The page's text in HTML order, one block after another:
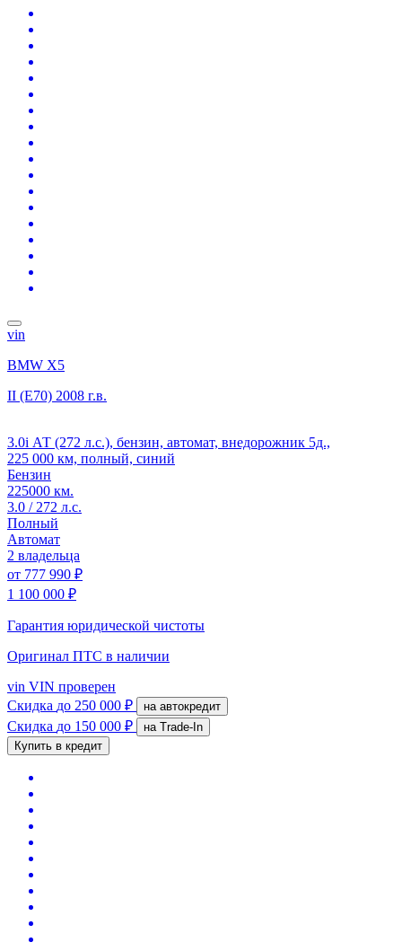
vin
BMW X5
II (E70) 2008 г.в.
3.0i АТ (272 л.с.), бензин, автомат, внедорожник 5д.,
225 000 км, полный, синий
Бензин
225000 км.
3.0 / 272 л.с.
Полный
Автомат
2 владельца
от 777 990 ₽
1 100 000 ₽
Гарантия юридической чистоты
Оригинал ПТС в наличии
vin VIN проверен
Скидка до 250 000 ₽ на автокредит
Скидка до 150 000 ₽
на Trade-In
Купить в кредит